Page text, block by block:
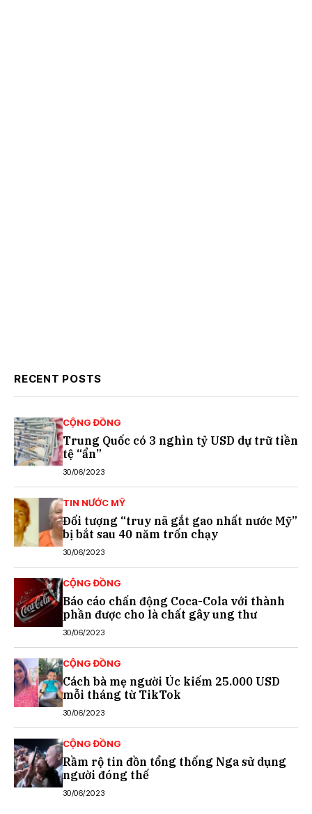
RECENT POSTS
CỘNG ĐỒNG
Trung Quốc có 3 nghìn tỷ USD dự trữ tiền
tệ “ẩn”
30/06/2023
TIN NƯỚC MỸ
Đối tượng “truy nã gắt gao nhất nước Mỹ”
bị bắt sau 40 năm trốn chạy
30/06/2023
CỘNG ĐỒNG
Báo cáo chấn động Coca-Cola với thành
phần được cho là chất gây ung thư
30/06/2023
CỘNG ĐỒNG
Cách bà mẹ người Úc kiếm 25.000 USD
mỗi tháng từ TikTok
30/06/2023
CỘNG ĐỒNG
Rầm rộ tin đồn tổng thống Nga sử dụng
người đóng thế
30/06/2023